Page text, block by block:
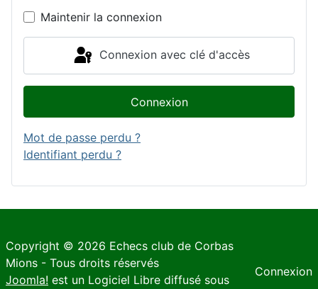
Maintenir la connexion
Connexion avec clé d'accès
Connexion
Mot de passe perdu ?
Identifiant perdu ?
Copyright © 2026 Echecs club de Corbas
Mions - Tous droits réservés
Joomla! est un Logiciel Libre diffusé sous
Connexion